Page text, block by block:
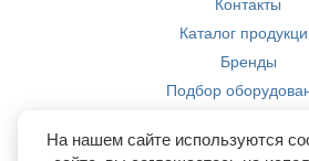
Контакты
Каталог
Бренды
Подбор
Компетенции
На нашем сайте используются